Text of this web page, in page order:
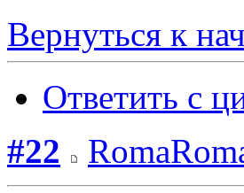
Вернуться к
Ответить с
#22